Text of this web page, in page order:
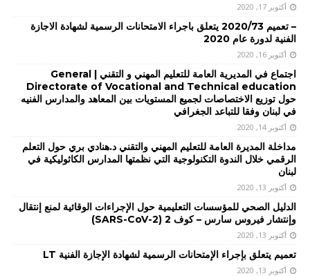
أكتوبر 17, 2020
– تعميم 2020/73 يتعلق باجراء الامتحانات الرسمية لشهادة الاجازة
الفنية لدورة عام 2020
أكتوبر 16, 2020
اجتماع في المديرية العامة للتعليم المهني و التقني | General
Directorate of Vocational and Technical education
حول توزيع الاختصاصات لجميع المستويات بين المعاهد والمدارس الفنيه
في لبنان وفقا للتباعد الجغرافي
أكتوبر 14, 2020
مداخلة المديرة العامة للتعليم المهني والتقني د.هنادي بري حول التعلم
الرقمي خلال الندوة التكنولوجية التي نظمتها المدارس الكاثوليكية في
لبنان
أكتوبر 13, 2020
الدليل الصحي للمؤسسات التعليمية حول الإجراءات الوقائية لمنع إنتقال
وإنتشار فيروس سارس – كوف 2 (SARS-CoV-2)
أكتوبر 13, 2020
تعميم يتعلق بإجراء الإمتحانات الرسمية لشهادة الإجازة الفنية LT
أكتوبر 13, 2020